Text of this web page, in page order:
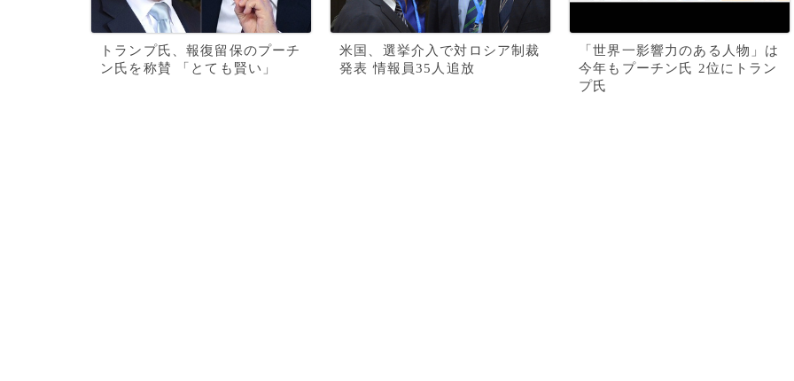
トランプ氏、報復留保のプーチ
ン氏を称賛 「とても賢い」
米国、選挙介入で対ロシア制裁
発表 情報員35人追放
「世界一影響力のある人物」は
今年もプーチン氏 2位にトラン
プ氏